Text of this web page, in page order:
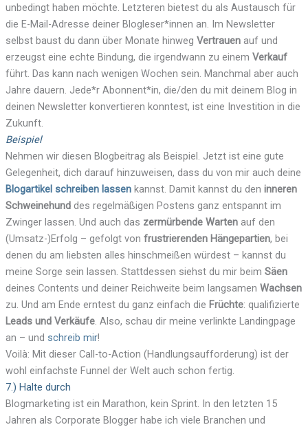
unbedingt haben möchte. Letzteren bietest du als Austausch für
die E-Mail-Adresse deiner Blogleser*innen an. Im Newsletter
selbst baust du dann über Monate hinweg Vertrauenauf und
erzeugst eine echte Bindung, die irgendwann zu einem Verkauf
führt. Das kann nach wenigen Wochen sein. Manchmal aber auch
Jahre dauern. Jede*r Abonnent*in, die/den du mit deinem Blog in
deinen Newsletter konvertieren konntest, ist eine Investition in die
Zukunft.
Beispiel
Nehmen wir diesen Blogbeitrag als Beispiel. Jetzt ist eine gute
Gelegenheit, dich darauf hinzuweisen, dass du von mir auch deine
Blogartikel schreiben lassenkannst. Damit kannst du den inneren
Schweinehunddes regelmäßigen Postens ganz entspannt im
Zwinger lassen. Und auch das zermürbende Wartenauf den
(Umsatz-)Erfolg – gefolgt von frustrierenden Hängepartien, bei
denen du am liebsten alles hinschmeißen würdest – kannst du
meine Sorge sein lassen. Stattdessen siehst du mir beim Säen
deines Contents und deiner Reichweite beim langsamen Wachsen
zu. Und am Ende erntest du ganz einfach die Früchte: qualifizierte
Leads und Verkäufe. Also, schau dir meine verlinkte Landingpage
an – und schreib mir!
Voilà: Mit dieser Call-to-Action (Handlungsaufforderung) ist der
wohl einfachste Funnel der Welt auch schon fertig.
7.) Halte durch
Blogmarketing ist ein Marathon, kein Sprint. In den letzten 15
Jahren als Corporate Blogger habe ich viele Branchen und